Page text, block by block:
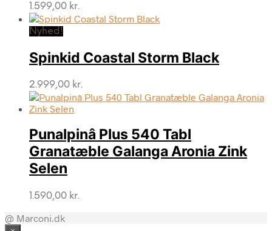
1.599,00 kr.
Nyhed!
Spinkid Coastal Storm Black
2.999,00 kr.
Punalpinâ Plus 540 Tabl
Granatæble Galanga Aronia Zink
Selen
1.590,00 kr.
@ Marconi.dk